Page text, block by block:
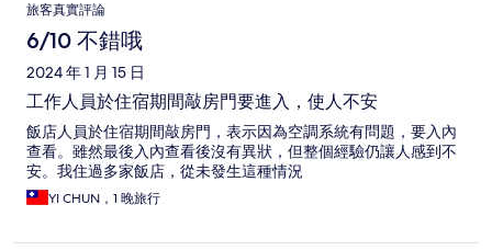
也算好。每天工作人員都會來鋪床收垃圾，維持房間乾淨。 入住
前或後寄放行李需要另外付錢（以每個行李15鎊計價），因為覺
得有點貴，所以另外找附近其他相對便宜的地方寄放行李 如果是
要在倫敦市中心玩，這個旅館算是不錯的選擇，交通上真的很方
便。
旅客真實評論
6/10 不錯哦
2024 年 1 月 15 日
工作人員於住宿期間敲房門要進入，使人不安
飯店人員於住宿期間敲房門，表示因為空調系統有問題，要入內
查看。雖然最後入內查看後沒有異狀，但整個經驗仍讓人感到不
安。我住過多家飯店，從未發生這種情況
YI CHUN，1 晚旅行